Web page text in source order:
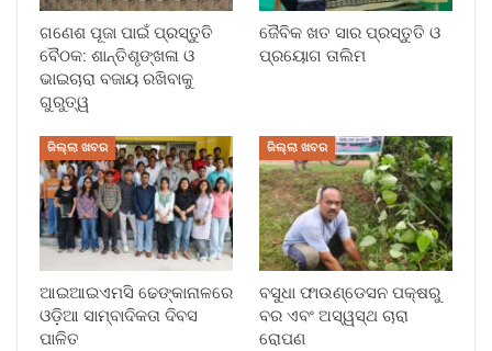
ଗଣେଶ ପୂଜା ପାଇଁ ପ୍ରସ୍ତୁତି
ବୈଠକ: ଶାନ୍ତିଶୃଙ୍ଖଳା ଓ
ଭାଇଚାରା ବଜାୟ ରଖିବାକୁ
ଗୁରୁତ୍ୱ
ଜୈବିକ ଖତ ସାର ପ୍ରସ୍ତୁତି ଓ
ପ୍ରୟୋଗ ତାଲିମ
ଜିଲ୍ଲା ଖବର
ଆଇଆଇଏମସି ଢେଙ୍କାନାଳରେ
ଓଡ଼ିଆ ସାମ୍ବାଦିକତା ଦିବସ
ପାଳିତ
ଜିଲ୍ଲା ଖବର
ବସୁଧା ଫାଉଣ୍ଡେସନ ପକ୍ଷରୁ
ବର ଏବଂ ଅସ୍ୱସ୍ଥ ଚାରା
ରୋପଣ